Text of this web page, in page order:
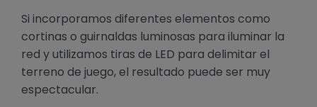
Si incorporamos diferentes elementos como
cortinas o guirnaldas luminosas para iluminar la
red y utilizamos tiras de LED para delimitar el
terreno de juego, el resultado puede ser muy
espectacular.